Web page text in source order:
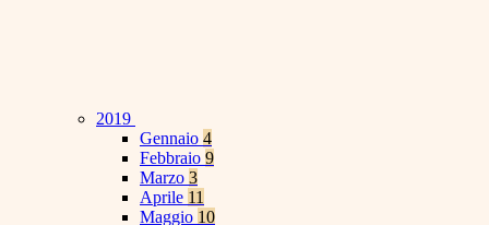
2019
Gennaio 4
Febbraio 9
Marzo 3
Aprile 11
Maggio 10